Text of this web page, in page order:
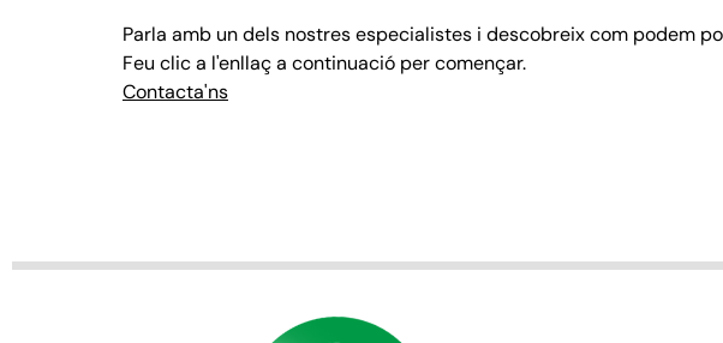
Parla amb un dels nostres especialistes i descobreix com podem
Feu clic a l'enllaç a continuació per començar.
Contacta'ns